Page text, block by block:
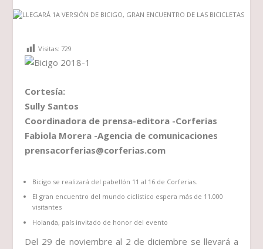
Visitas: 729
Cortesía:
Sully Santos
Coordinadora de prensa-editora -Corferias
Fabiola Morera -Agencia de comunicaciones
prensacorferias@corferias.com
Bicigo se realizará del pabellón 11 al 16 de Corferias.
El gran encuentro del mundo ciclístico espera más de 11.000
visitantes
Holanda, país invitado de honor del evento
Del 29 de noviembre al 2 de diciembre se llevará a